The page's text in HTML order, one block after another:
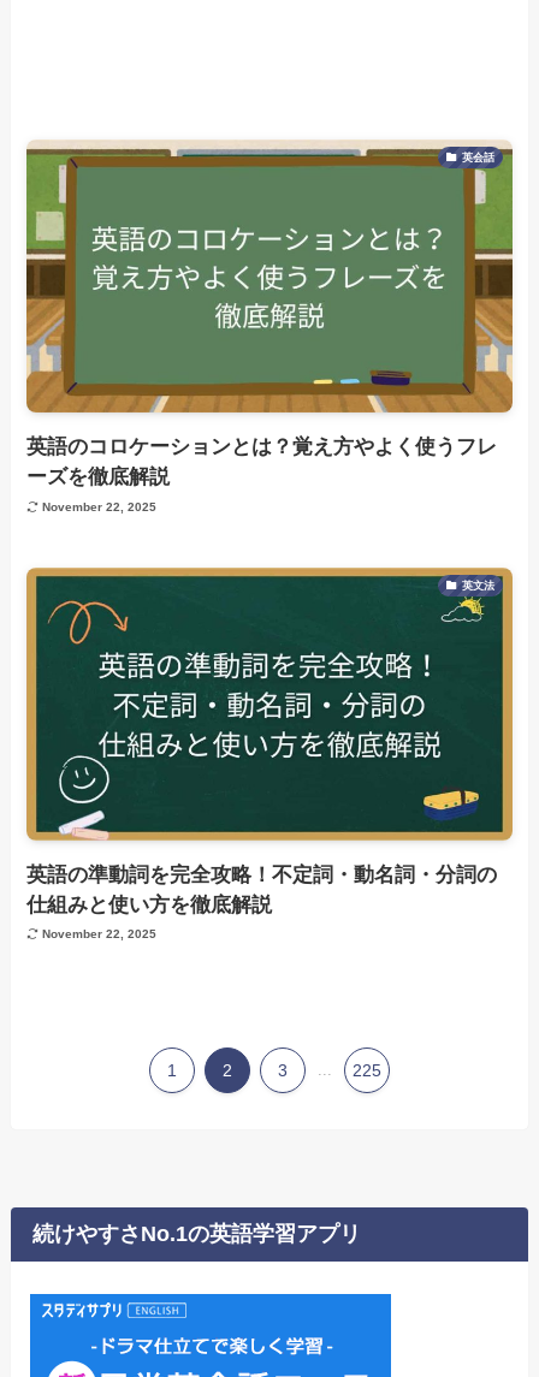
英会話
英語のコロケーションとは？覚え方やよく使うフレ
ーズを徹底解説
November 22, 2025
英文法
英語の準動詞を完全攻略！不定詞・動名詞・分詞の
仕組みと使い方を徹底解説
November 22, 2025
1 2 3 225
続けやすさNo.1の英語学習アプリ